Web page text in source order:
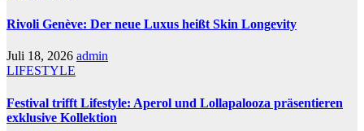
Rivoli Genève: Der neue Luxus heißt Skin Longevity
Juli 18, 2026 admin
LIFESTYLE
Festival trifft Lifestyle: Aperol und Lollapalooza präsentieren
exklusive Kollektion